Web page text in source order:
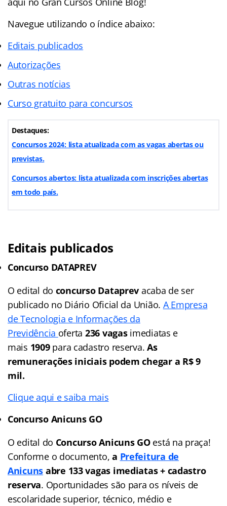
Navegue utilizando o índiceabaixo:
Editais publicados
Autorizações
Outras notícias
Curso gratuito para concursos
Destaques:
Concursos 2024: lista atualizada com as vagas abertas ou
previstas.
Concursos abertos: lista atualizada com inscrições abertas
em todo país.
Editais publicados
Concurso DATAPREV
O edital do concurso Dataprev acaba de ser
publicado no Diário Oficial da União. A Empresa
de Tecnologia e Informações da
Previdência oferta 236 vagasimediatas e
mais 1909 para cadastro reserva.As
remunerações iniciais podem chegar a R$ 9
mil.
Clique aqui e saiba mais
Concurso Anicuns GO
O edital do Concurso Anicuns GOestá na praça!
Conforme o documento,a Prefeitura de
Anicuns abre 133 vagas imediatas + cadastro
reserva. Oportunidades são para os níveis de
escolaridade superior, técnico, médio e